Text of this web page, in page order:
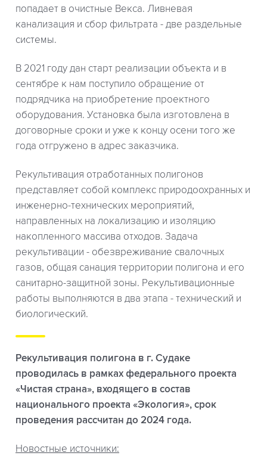
попадает в очистные Векса. Ливневая
канализация и сбор фильтрата - две раздельные
системы.
В 2021 году дан старт реализации объекта и в
сентябре к нам поступило обращение от
подрядчика на приобретение проектного
оборудования. Установка была изготовлена в
договорные сроки и уже к концу осени того же
года отгружено в адрес заказчика.
Рекультивация отработанных полигонов
представляет собой комплекс природоохранных и
инженерно-технических мероприятий,
направленных на локализацию и изоляцию
накопленного массива отходов. Задача
рекультивации - обезвреживание свалочных
газов, общая санация территории полигона и его
санитарно-защитной зоны. Рекультивационные
работы выполняются в два этапа - технический и
биологический.
Рекультивация полигона в г. Судаке
проводилась в рамках федерального проекта
«Чистая страна», входящего в состав
национального проекта «Экология», срок
проведения рассчитан до 2024 года.
Новостные источники: